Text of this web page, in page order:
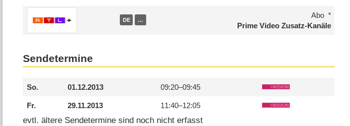
DE …
Abo
Prime Video Zusatz-Kanäle
Sendetermine
So. 01.12.2013 09:20–09:45
Fr. 29.11.2013 11:40–12:05
evtl. ältere Sendetermine sind noch nicht erfasst